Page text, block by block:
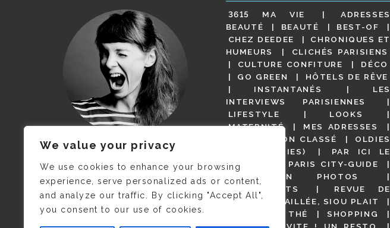
We value your privacy
We use cookies to enhance your browsing
experience, serve personalized ads or content,
and analyze our traffic. By clicking "Accept All",
you consent to our use of cookies.
JE M’APPELLE DELPHINE MAIS
C’EST ©CAMILLE COLLIN QUI A
PRIS CETTE PHOTO !
3615 MA VIE
ADRESSES
BEAUTÉ
BEAUTÉ
BEST-OF
CHEZ DEEDEE
CHRONIQUES ET
HUMEURS
CLICHÉS PARISIENS
CULTURE CONFITURE
DÉCO
GO GREEN
HÔTELS DE RÊVE
INSTANTANÉS
LES
INTERVIEWS PARISIENNES
LIFESTYLE
LOOKS
MATERNITÉ
MES ADRESSES
NON CLASSÉ
OLDIES
(BUT GOODIES)
PAR ICI LE
MAGOT !
PARIS CITY-GUIDE
PARIS EN PHOTOS
RESTAURANTS
REVUE DE
PRESSE DÉTAILLÉE, SIOU PLAIT
SALONS DE THÉ
SHOPPING
VIDÉOS
VITE ! UN RESTO